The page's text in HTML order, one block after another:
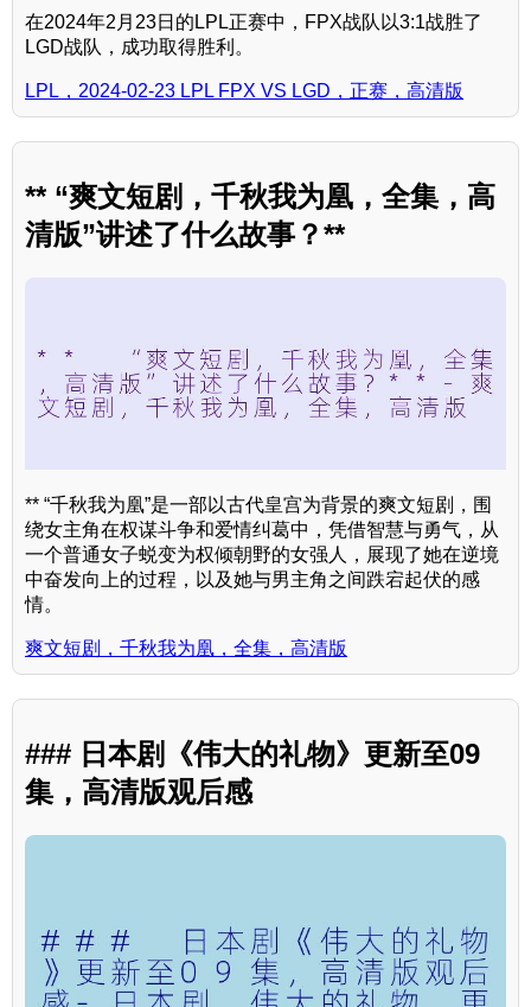
在2024年2月23日的LPL正赛中，FPX战队以3:1战胜了
LGD战队，成功取得胜利。
LPL，2024-02-23 LPL FPX VS LGD，正赛，高清版
** “爽文短剧，千秋我为凰，全集，高
清版”讲述了什么故事？**
** “千秋我为凰”是一部以古代皇宫为背景的爽文短剧，围
绕女主角在权谋斗争和爱情纠葛中，凭借智慧与勇气，从
一个普通女子蜕变为权倾朝野的女强人，展现了她在逆境
中奋发向上的过程，以及她与男主角之间跌宕起伏的感
情。
爽文短剧，千秋我为凰，全集，高清版
### 日本剧《伟大的礼物》更新至09
集，高清版观后感